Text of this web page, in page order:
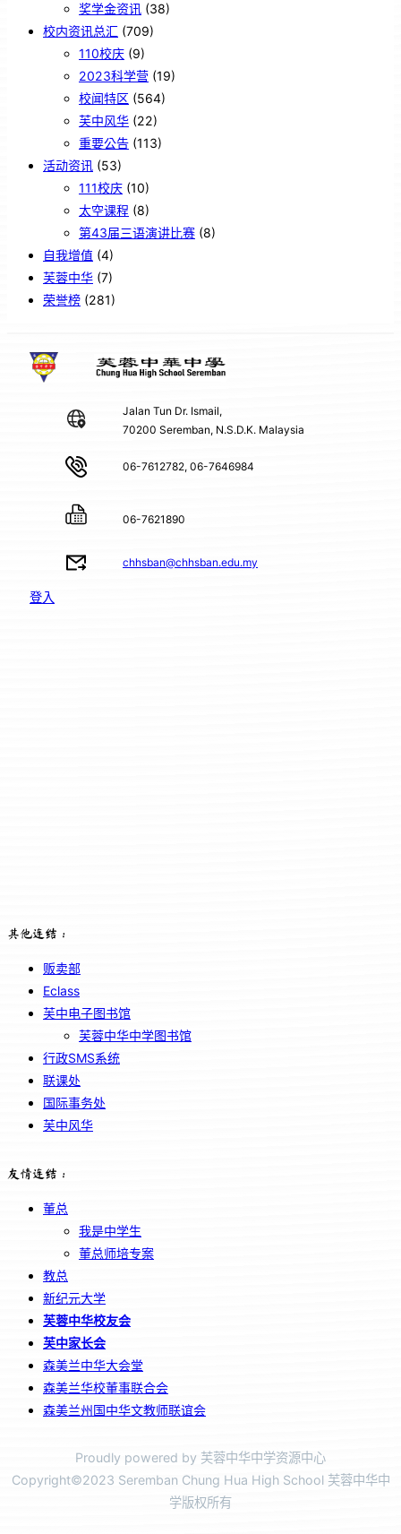
奖学金资讯 (38)
校内资讯总汇 (709)
110校庆 (9)
2023科学营 (19)
校闻特区 (564)
芙中风华 (22)
重要公告 (113)
活动资讯 (53)
111校庆 (10)
太空课程 (8)
第43届三语演讲比赛 (8)
自我增值 (4)
芙蓉中华 (7)
荣誉榜 (281)
Jalan Tun Dr. Ismail,
70200 Seremban, N.S.D.K. Malaysia
06-7612782, 06-7646984
06-7621890
chhsban@chhsban.edu.my
登入
其他连结：
贩卖部
Eclass
芙中电子图书馆
芙蓉中华中学图书馆
行政SMS系统
联课处
国际事务处
芙中风华
友情连结：
董总
我是中学生
董总师培专案
教总
新纪元大学
芙蓉中华校友会
芙中家长会
森美兰中华大会堂
森美兰华校董事联合会
森美兰州国中华文教师联谊会
Proudly powered by 芙蓉中华中学资源中心
Copyright©2023 Seremban Chung Hua High School 芙蓉中华中
学版权所有